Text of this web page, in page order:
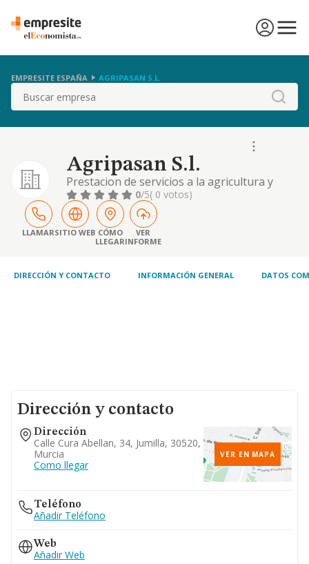
EMPRESITE ESPAÑA AGRIPASAN S.L.
Buscar
Agripasan S.l.
Prestacion de servicios a la agricultura y
ganaderia con o sin maquinaria, por cuenta
de los titulares de las explotaciones, tales
como produccion de cultivos y ganado,
preparacion de la tierra, siembra, poda,
riego, fum
0/5( 0 votos)
LLAMARSITIO WEB CÓMO
LLEGAR
VER
INFORME
DIRECCIÓN Y CONTACTO INFORMACIÓN GENERAL DATOS
Dirección y contacto
Dirección
Calle Cura Abellan, 34, Jumilla, 30520,
Murcia
Como llegar
VER EN MAPA
Teléfono
Añadir Teléfono
Web
Añadir Web